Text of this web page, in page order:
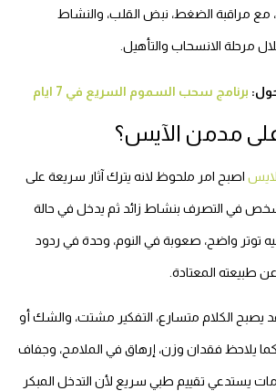
مع مراقبة الضغط، نبض القلب، والنشاط
مرحلة الانسحاب والتأهيل.
برنامج سحب السموم السريع في 7 ايام
مدمن الآيس؟
اصبح امر ملحوظ لانه يترك آثار سريعة على
في التصرف بنشاط زائد ثم يدخل في حالة
توتر واضح، صعوبة في النوم، وحدة في ردود
طبيعته المعتادة.
يصبح الكلام متسارع، التفكير مشتت، والشك أو
يلاحظ فقدان وزن، إرهاق في الملامح، وجفاف
يستدعي تقييم طبي سريع لأن التدخل المبكر